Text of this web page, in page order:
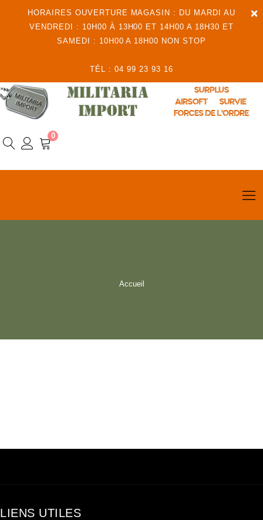
×
HORAIRES OUVERTURE MAGASIN : DU MARDI AU
VENDREDI : 10H00 À 13H00 ET 14H00 A 18H30 ET
SAMEDI : 10H00 A 18H00 NON STOP
TÉL : 04 99 23 93 16
0
Accueil
LIENS UTILES